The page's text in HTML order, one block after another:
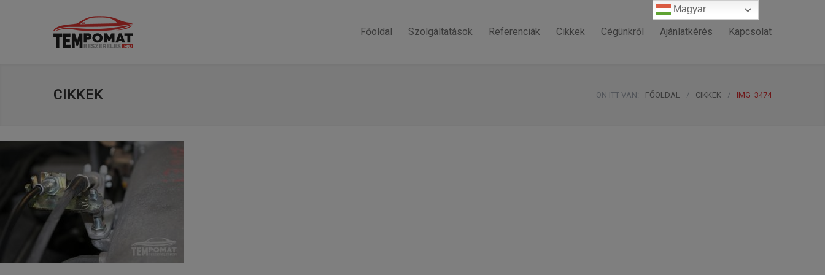
Főoldal Szolgáltatások Referenciák Cikkek Cégünkről Ajánlatkérés Kapcsolat
CIKKEK ÖN ITT VAN: FŐOLDAL / CIKKEK / IMG_3474
Magyar